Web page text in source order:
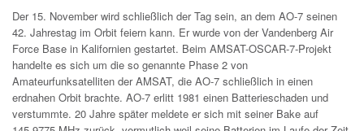
Der 15. November wird schließlich der Tag sein, an dem AO-7 seinen
42. Jahrestag im Orbit feiern kann. Er wurde von der Vandenberg Air
Force Base in Kalifornien gestartet. Beim AMSAT-OSCAR-7-Projekt
handelte es sich um die so genannte Phase 2 von
Amateurfunksatelliten der AMSAT, die AO-7 schließlich in einen
erdnahen Orbit brachte. AO-7 erlitt 1981 einen Batterieschaden und
verstummte. 20 Jahre später meldete er sich mit seiner Bake auf